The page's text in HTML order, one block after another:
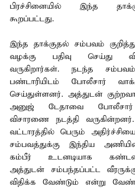
பிரச்சினையில் இந்த
கூறப்பட்டது.
இந்த தாக்குதல் சம்பவம்
வழக்கு பதிவு செய்து
வருகிறார்கள். நடந்த
பண்டாரியிடம் போலீசார்
செய்துள்ளனர். அத்துடன்
அனுஜ் டேதாவை
விசாரணை நடத்தி
வட்டாரத்தில் பெரும்
சம்பவத்துக்கு இந்திய
கம்பீர் உடனடியாக
அத்துடன் சம்பந்தப்பட்ட
விதிக்க வேண்டும் என்று